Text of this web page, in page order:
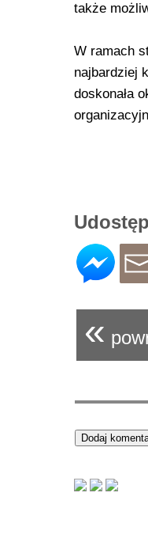
także
W ramach
najbardziej
doskonała
«